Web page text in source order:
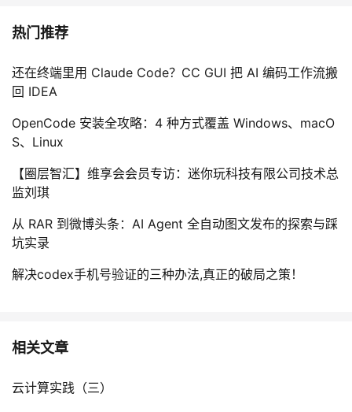
热门推荐
还在终端里用 Claude Code？CC GUI 把 AI 编码工作流搬
回 IDEA
OpenCode 安装全攻略：4 种方式覆盖 Windows、macO
S、Linux
【圈层智汇】维享会会员专访：迷你玩科技有限公司技术总
监刘琪
从 RAR 到微博头条：AI Agent 全自动图文发布的探索与踩
坑实录
解决codex手机号验证的三种办法,真正的破局之策！
相关文章
云计算实践（三）